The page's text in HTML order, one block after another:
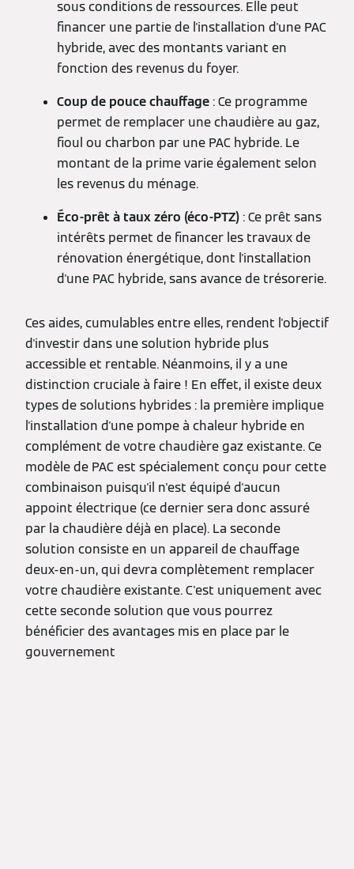
sous conditions de ressources. Elle peut
financer une partie de l'installation d'une PAC
hybride, avec des montants variant en
fonction des revenus du foyer.
Coup de pouce chauffage : Ce programme
permet de remplacer une chaudière au gaz,
fioul ou charbon par une PAC hybride. Le
montant de la prime varie également selon
les revenus du ménage.
Éco-prêt à taux zéro (éco-PTZ) : Ce prêt sans
intérêts permet de financer les travaux de
rénovation énergétique, dont l'installation
d'une PAC hybride, sans avance de trésorerie.
Ces aides, cumulables entre elles, rendent l'objectif
d'investir dans une solution hybride plus
accessible et rentable. Néanmoins, il y a une
distinction cruciale à faire ! En effet, il existe deux
types de solutions hybrides : la première implique
l'installation d'une pompe à chaleur hybride en
complément de votre chaudière gaz existante. Ce
modèle de PAC est spécialement conçu pour cette
combinaison puisqu'il n'est équipé d'aucun
appoint électrique (ce dernier sera donc assuré
par la chaudière déjà en place). La seconde
solution consiste en un appareil de chauffage
deux-en-un, qui devra complètement remplacer
votre chaudière existante. C'est uniquement avec
cette seconde solution que vous pourrez
bénéficier des avantages mis en place par le
gouvernement